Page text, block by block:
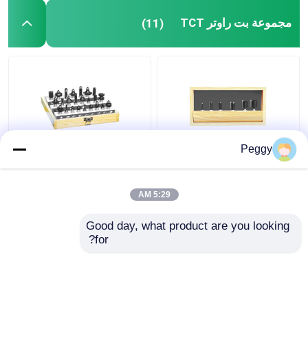
مجموعة بت راوتر TCT (11)
مجموعة رؤوس راوتر
افضل سعر
النجارة
افضل سعر
Peggy
5:29 AM
Good day, what product are you looking
for?